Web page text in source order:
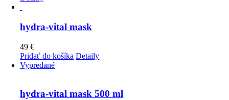
hydra-vital mask
49€
Pridať do košíka Detaily
Vypredané
hydra-vital mask 500 ml